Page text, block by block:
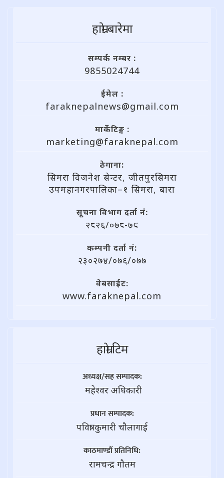
हाम्राे बारेमा
सम्पर्क नम्बर :
9855024744
ईमेल :
faraknepalnews@gmail.com
मार्केटिङ्ग :
marketing@faraknepal.com
ठेगाना:
सिमरा विजनेश सेन्टर, जीतपुरसिमरा
उपमहानगरपालिका–१ सिमरा, बारा
सूचना विभाग दर्ता नं:
२८२६/०७८-७९
कम्पनी दर्ता नं:
२३०२७४/०७६/०७७
वेबसाईट:
www.faraknepal.com
हाम्राे टिम
अध्यक्ष/सह सम्पादक:
महेश्वर अधिकारी
प्रधान सम्पादक:
पवित्रा कुमारी चौलागाई
काठमाण्डौं प्रतिनिधि:
रामचन्द्र गाैतम